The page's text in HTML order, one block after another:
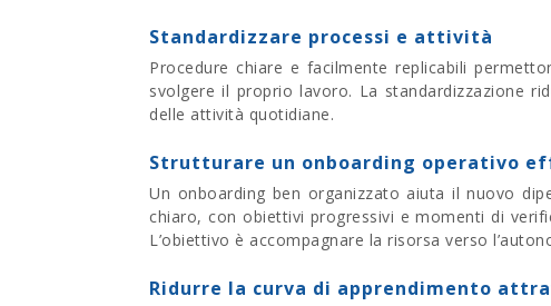
Standardizzare processi e attività
Procedure chiare e facilmente replicabili
svolgere il proprio lavoro. La standardizzazione
delle attività quotidiane.
Strutturare un onboarding operativo
Un onboarding ben organizzato aiuta il nuovo
chiaro, con obiettivi progressivi e momenti di
L’obiettivo è accompagnare la risorsa verso
Ridurre la curva di apprendimento